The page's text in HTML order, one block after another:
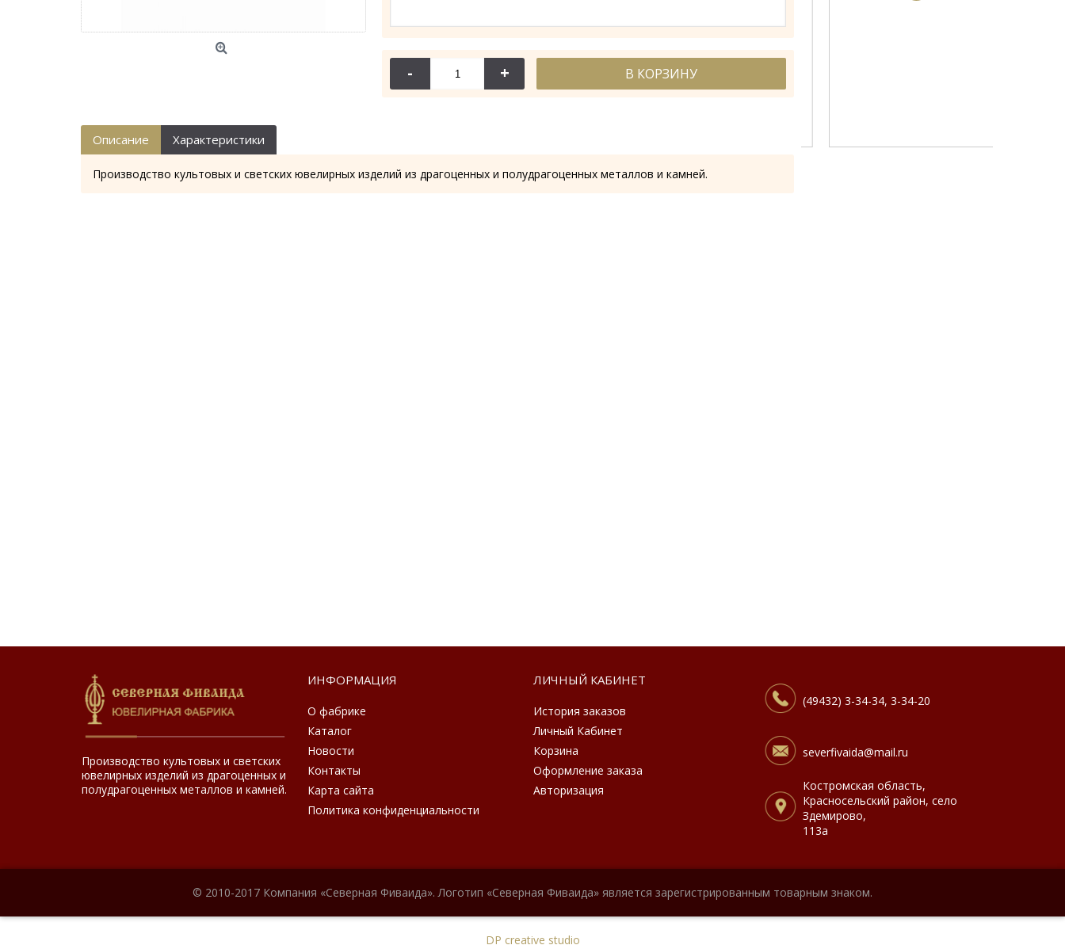
114-044 114-044А
- + В КОРЗИНУ
Описание Характеристики
Производство культовых и светских ювелирных изделий из драгоценных и полудрагоценных металлов и камней.
Производство культовых и светских
ювелирных изделий из драгоценных и
полудрагоценных металлов и камней.
ИНФОРМАЦИЯ
О фабрике
Каталог
Новости
Контакты
Карта сайта
Политика конфиденциальности
ЛИЧНЫЙ КАБИНЕТ
История заказов
Личный Кабинет
Корзина
Оформление заказа
Авторизация
(49432) 3-34-34, 3-34-20
severfivaida@mail.ru
Костромская область,
Красносельский район, село
Здемирово,
113а
© 2010-2017 Компания «Северная Фиваида». Логотип «Северная Фиваида» является зарегистрированным товарным знаком.
DP creative studio